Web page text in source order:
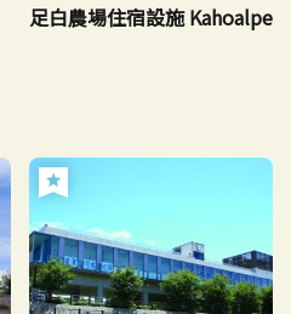
足白農場住宿設施 Kahoalpe